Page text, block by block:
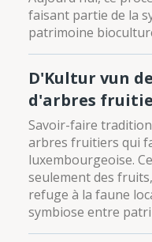
faisant partie de la
patrimoine
D'Kultur vun
d'arbres
Savoir-faire
arbres fruitiers qui
luxembourgeoise.
seulement des
refuge à la faune
symbiose entre